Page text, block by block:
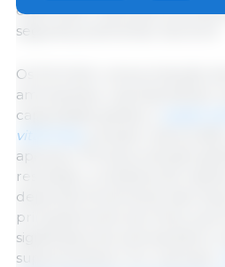
essenciais é vital para a
segurança alimentar dos EUA.
Os EUA têm uma produção
aminoácidos, representando
capacidade global, e
vitaminas,
apenas a 7% da produção
resultado, a indústria de
depende fortemente das
principalmente da China, que
significativa de aminoácidos e
suplementares. Por exemplo,